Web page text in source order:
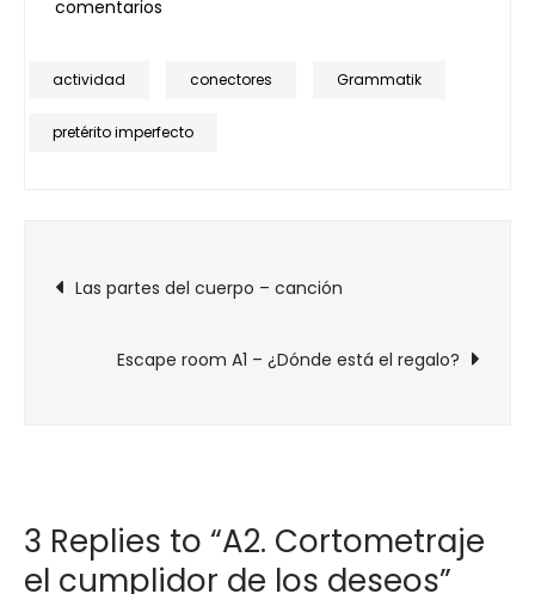
comentarios
Cortometraje
cumplidor
actividad conectores Grammatik
pretérito imperfecto
Navegación
de
Las partes del cuerpo – canción
Escape room A1 – ¿Dónde está el regalo?
3 Replies to “A2. Cortometraje
el cumplidor de los deseos”